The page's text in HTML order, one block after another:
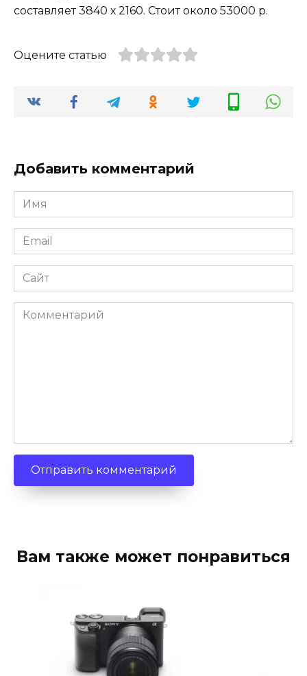
составляет 3840 х 2160. Стоит около 53000 р.
Оцените статью
Добавить комментарий
Имя
Email
Сайт
Комментарий
Вам также может понравиться